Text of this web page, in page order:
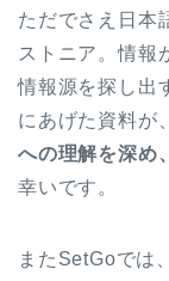
ただでさえ日本
ストニア。情報
情報源を探し出
にあげた資料が
への理解を深め
幸いです。
またSetGoでは